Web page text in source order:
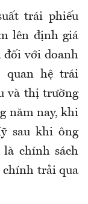
trái phiếu
lên định giá
đối với doanh
quan hệ trái
và thị trường
năm nay, khi
sau khi ông
chính sách
trải qua